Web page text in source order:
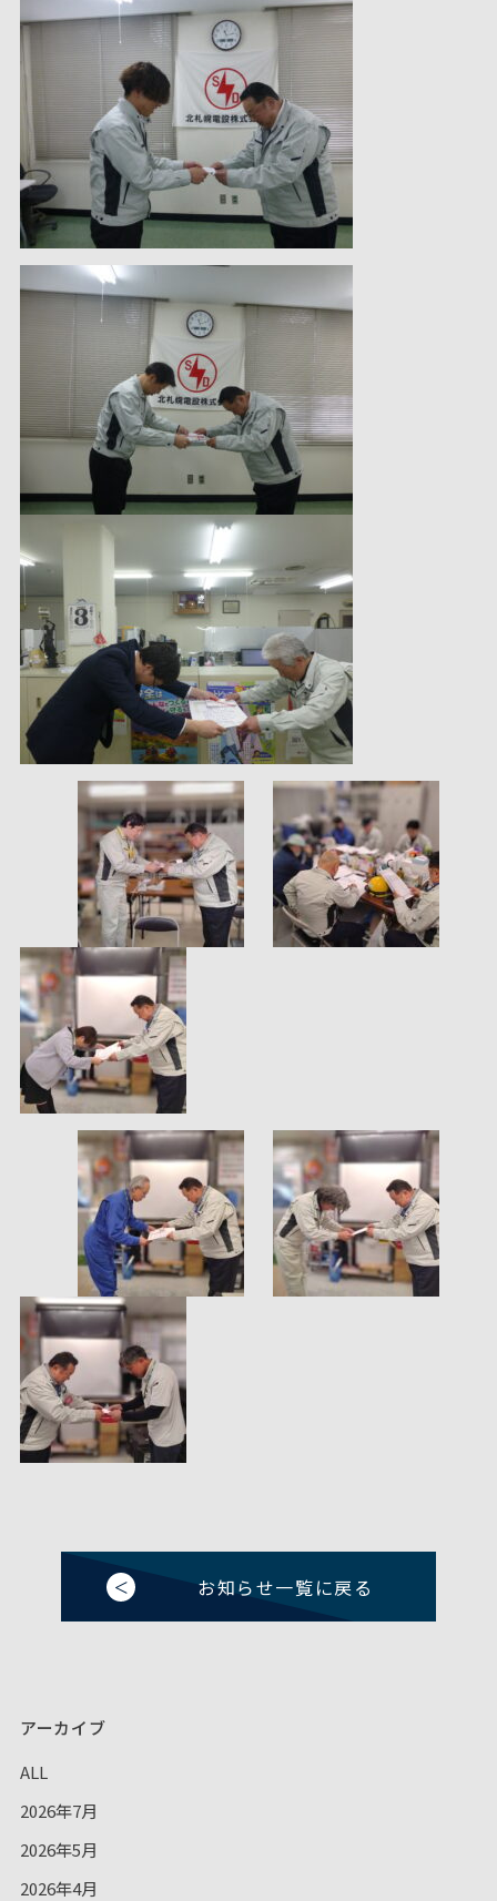
お知らせ一覧に戻る
アーカイブ
ALL
2026年7月
2026年5月
2026年4月